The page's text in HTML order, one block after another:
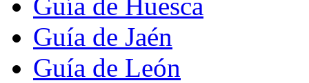
Guía de Jaén
Guía de León